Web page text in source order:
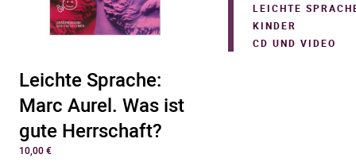
Leichte Sprache:
Marc Aurel. Was ist
gute Herrschaft?
10,00€
LEICHTE
KINDER
CD UND VIDEO